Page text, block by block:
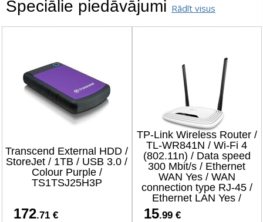
Speciālie piedāvājumi Rādīt visus
Transcend External HDD /
StoreJet / 1TB / USB 3.0 /
Colour Purple /
TS1TSJ25H3P
172.71 €
TP-Link Wireless Router /
TL-WR841N / Wi-Fi 4
(802.11n) / Data speed
300 Mbit/s / Ethernet
WAN Yes / WAN
connection type RJ-45 /
Ethernet LAN Yes /
4xLAN ports
15.99 €